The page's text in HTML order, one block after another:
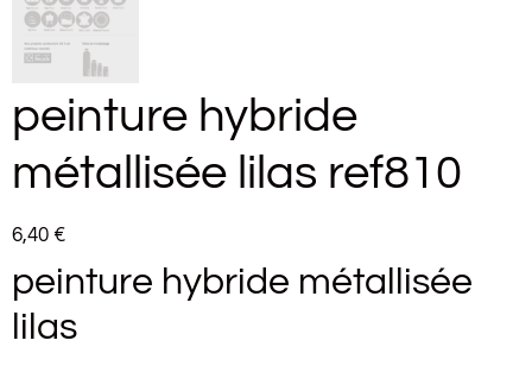
peinture hybride
métallisée lilas ref810
6,40 €
peinture hybride métallisée
lilas